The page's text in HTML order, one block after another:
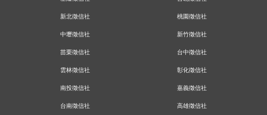
新北徵信社 桃園徵信社
中壢徵信社 新竹徵信社
苗栗徵信社 台中徵信社
雲林徵信社 彰化徵信社
南投徵信社 嘉義徵信社
台南徵信社 高雄徵信社